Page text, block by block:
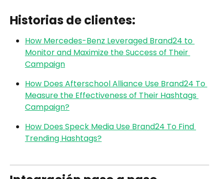
Historias de clientes:
How Mercedes-Benz Leveraged Brand24 to
Monitor and Maximize the Success of Their
Campaign
How Does Afterschool Alliance Use Brand24 To
Measure the Effectiveness of Their Hashtags
Campaign?
How Does Speck Media Use Brand24 To Find
Trending Hashtags?